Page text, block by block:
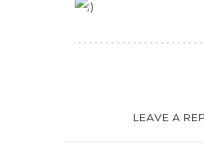
LEAVE A